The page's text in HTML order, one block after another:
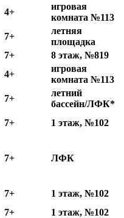
4+
игровая
комната №113
7+
летняя
площадка
7+
8 этаж, №819
4+
игровая
комната №113
7+
летний
бассейн/ЛФК*
7+ 1 этаж, №102
7+ ЛФК
7+
1 этаж, №102
7+ 1 этаж, №102